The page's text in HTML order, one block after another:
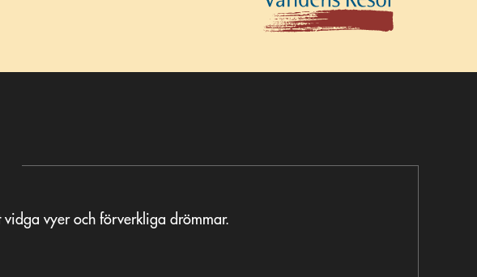
vidga vyer och förverkliga drömmar.